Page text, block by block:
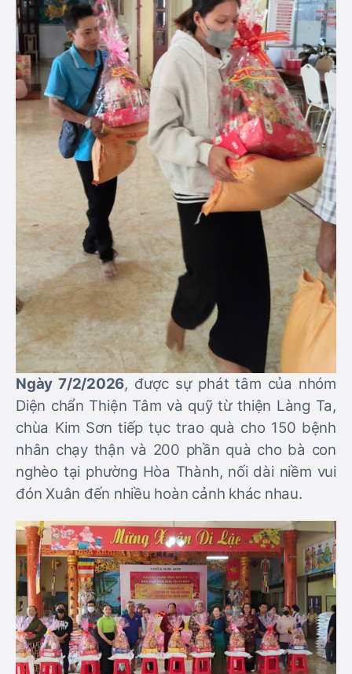
Ngày 7/2/2026, được sự phát tâm của nhóm
Diện chẩn Thiện Tâm và quỹ từ thiện Làng Ta,
chùa Kim Sơn tiếp tục trao quà cho 150 bệnh
nhân chạy thận và 200 phần quà cho bà con
nghèo tại phường Hòa Thành, nối dài niềm vui
đón Xuân đến nhiều hoàn cảnh khác nhau.